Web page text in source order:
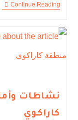
Continue Reading
نشاطات
كاراكوي